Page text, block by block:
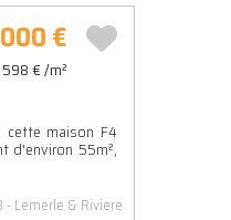
cette maison F4
d'environ 55m²,
Lemerle & Riviere
€
€ /m²